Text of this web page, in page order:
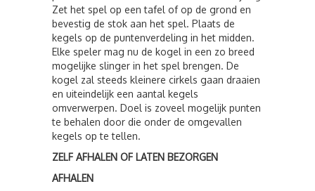
Zet het spel op een tafel of op de grond en
bevestig de stok aan het spel. Plaats de
kegels op de puntenverdeling in het midden.
Elke speler mag nu de kogel in een zo breed
mogelijke slinger in het spel brengen. De
kogel zal steeds kleinere cirkels gaan draaien
en uiteindelijk een aantal kegels
omverwerpen. Doel is zoveel mogelijk punten
te behalen door die onder de omgevallen
kegels op te tellen.
ZELF AFHALEN OF LATEN BEZORGEN
AFHALEN